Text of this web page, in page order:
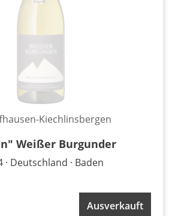
Kiechlinsbergen
Weißer Burgunder
Deutschland Baden
Ausverkauft